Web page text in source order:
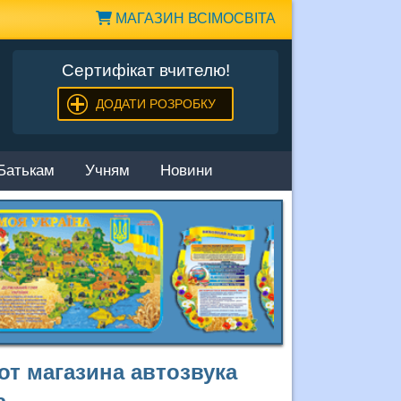
МАГАЗИН ВСІМОСВІТА
Сертифікат вчителю!
ДОДАТИ РОЗРОБКУ
Учням Новини
магазина автозвука